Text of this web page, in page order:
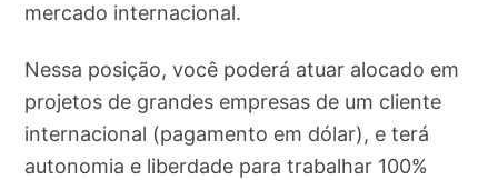
mercado internacional.
Nessa posição, você poderá atuar alocado em
projetos de grandes empresas de um cliente
internacional (pagamento em dólar), e terá
autonomia e liberdade para trabalhar 100%